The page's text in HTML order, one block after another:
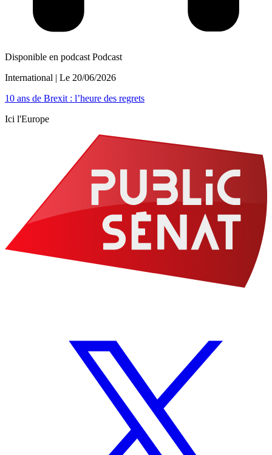
Disponible en podcast Podcast
International | Le 20/06/2026
10 ans de Brexit : l’heure des regrets
Ici l'Europe